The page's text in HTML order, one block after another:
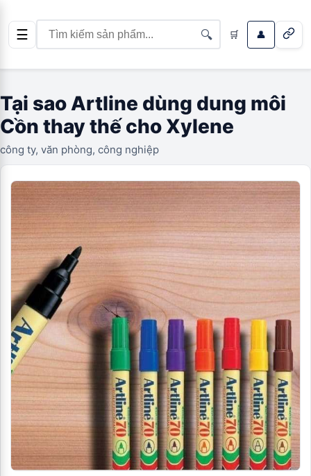
☰ 🔍 🛒 👤
Tại sao Artline dùng dung môi
Cồn thay thế cho Xylene
công ty, văn phòng, công nghiệp